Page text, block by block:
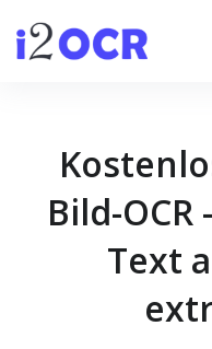
Bild-OCR
Text